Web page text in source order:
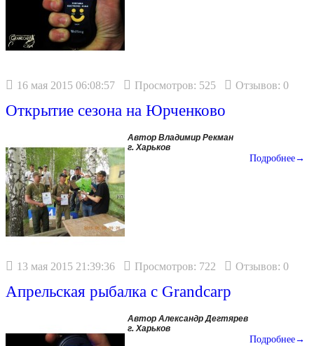
16 мая 2015 06:08:57 Просмотров: 525 Отзывов: 0
Открытие сезона на Юрченково
Автор Владимир Рекман
г. Харьков
Подробнее→
13 мая 2015 21:39:36 Просмотров: 722 Отзывов: 0
Апрельская рыбалка с Grandcarp
Автор Александр Дегтярев
г. Харьков
Подробнее→